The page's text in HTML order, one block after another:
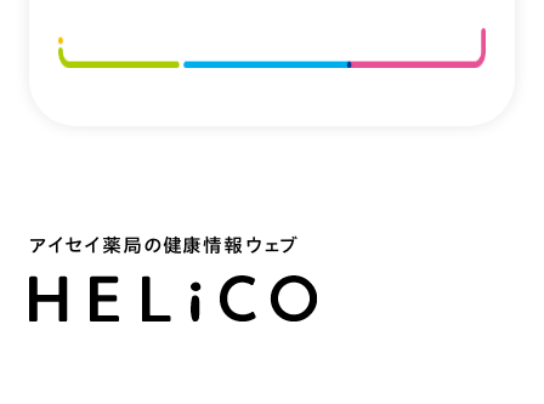
アイセイ薬局の健康情報ウェブ